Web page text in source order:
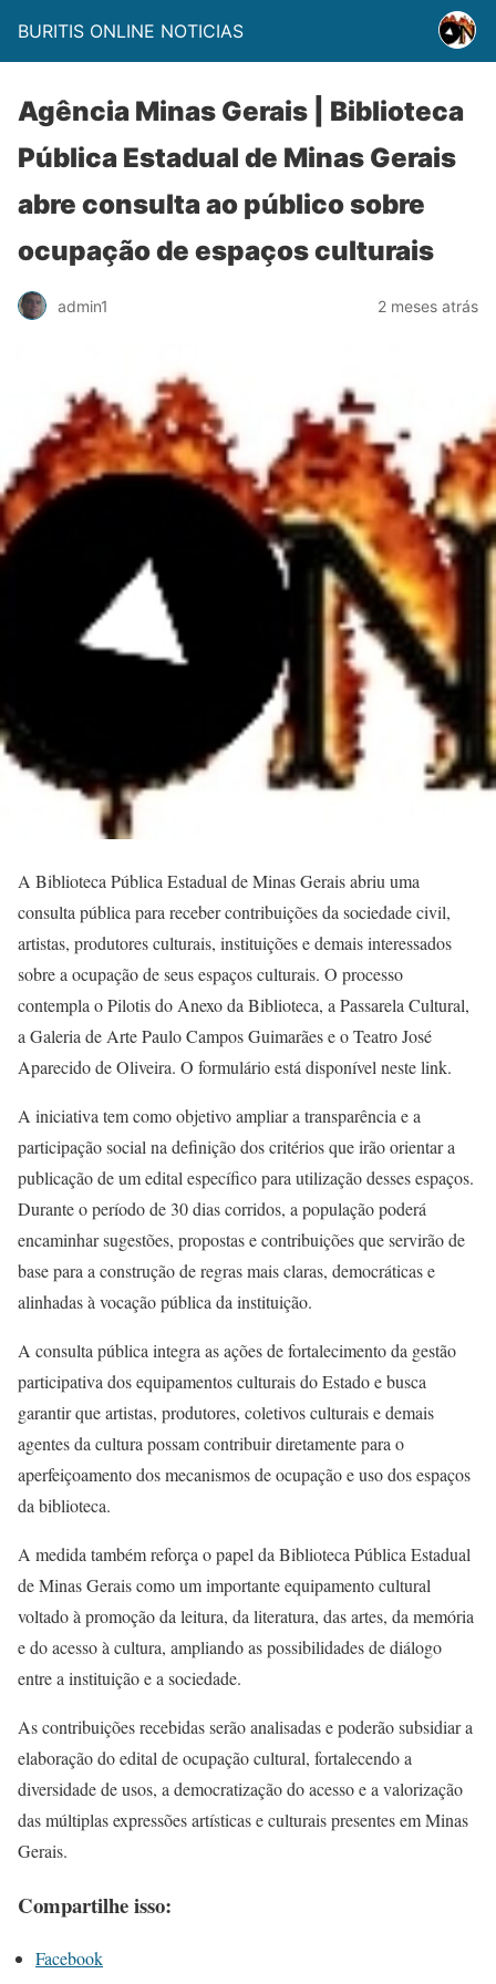
BURITIS ONLINE NOTICIAS
Agência Minas Gerais | Biblioteca
Pública Estadual de Minas Gerais
abre consulta ao público sobre
ocupação de espaços culturais
admin1 2 meses atrás
A Biblioteca Pública Estadual de Minas Gerais abriu uma
consulta pública para receber contribuições da sociedade civil,
artistas, produtores culturais, instituições e demais interessados
sobre a ocupação de seus espaços culturais. O processo
contempla o Pilotis do Anexo da Biblioteca, a Passarela Cultural,
a Galeria de Arte Paulo Campos Guimarães e o Teatro José
Aparecido de Oliveira. O formulário está disponível neste link.
A iniciativa tem como objetivo ampliar a transparência e a
participação social na definição dos critérios que irão orientar a
publicação de um edital específico para utilização desses espaços.
Durante o período de 30 dias corridos, a população poderá
encaminhar sugestões, propostas e contribuições que servirão de
base para a construção de regras mais claras, democráticas e
alinhadas à vocação pública da instituição.
A consulta pública integra as ações de fortalecimento da gestão
participativa dos equipamentos culturais do Estado e busca
garantir que artistas, produtores, coletivos culturais e demais
agentes da cultura possam contribuir diretamente para o
aperfeiçoamento dos mecanismos de ocupação e uso dos espaços
da biblioteca.
A medida também reforça o papel da Biblioteca Pública Estadual
de Minas Gerais como um importante equipamento cultural
voltado à promoção da leitura, da literatura, das artes, da memória
e do acesso à cultura, ampliando as possibilidades de diálogo
entre a instituição e a sociedade.
As contribuições recebidas serão analisadas e poderão subsidiar a
elaboração do edital de ocupação cultural, fortalecendo a
diversidade de usos, a democratização do acesso e a valorização
das múltiplas expressões artísticas e culturais presentes em Minas
Gerais.
Compartilhe isso:
Facebook